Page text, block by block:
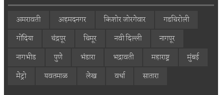
अमरावती अहमदनगर किशोर जोरगेवार
गडचिरोली
गोंदिया
चंद्रपूर चिमूर नवी दिल्ली
नागपूर
नागभीड
पुणे भंडारा भद्रावती महाराष्ट्र
मुंबई
मेट्रो
यवतमाळ लेख वर्धा सातारा